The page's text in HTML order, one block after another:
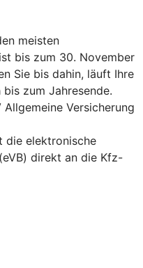
meisten
bis zum 30. November
Sie bis dahin, läuft Ihre
zum Jahresende.
Versicherung
die elektronische
direkt an die Kfz-